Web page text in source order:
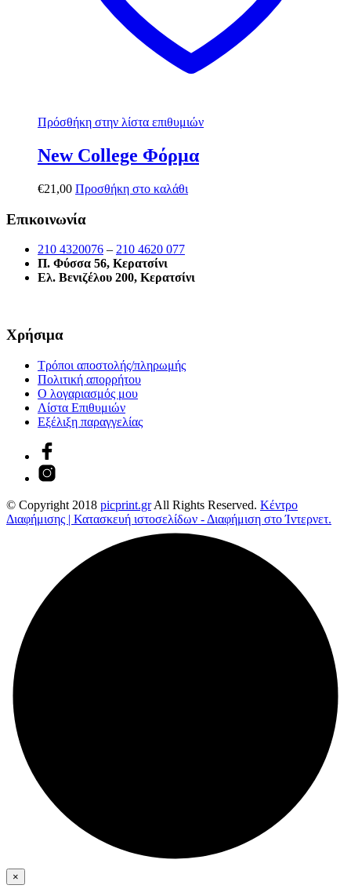
Πρόσθήκη στην λίστα επιθυμιών
New College Φόρμα
€21,00 Προσθήκη στο καλάθι
Επικοινωνία
210 4320076 – 210 4620 077
Π. Φύσσα 56, Κερατσίνι
Ελ. Βενιζέλου 200, Κερατσίνι
Χρήσιμα
Τρόποι αποστολής/πληρωμής
Πολιτική απορρήτου
Ο λογαριασμός μου
Λίστα Επιθυμιών
Εξέλιξη παραγγελίας
© Copyright 2018 picprint.grAll Rights Reserved. Κέντρο
Διαφήμισης | Κατασκευή ιστοσελίδων - Διαφήμιση στο Ίντερνετ.
×